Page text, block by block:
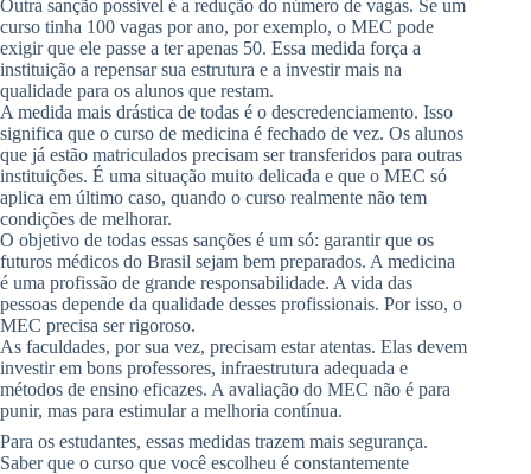
Outra sanção possível é a redução do número de vagas. Se um
curso tinha 100 vagas por ano, por exemplo, o MEC pode
exigir que ele passe a ter apenas 50. Essa medida força a
instituição a repensar sua estrutura e a investir mais na
qualidade para os alunos que restam.
A medida mais drástica de todas é o descredenciamento. Isso
significa que o curso de medicina é fechado de vez. Os alunos
que já estão matriculados precisam ser transferidos para outras
instituições. É uma situação muito delicada e que o MEC só
aplica em último caso, quando o curso realmente não tem
condições de melhorar.
O objetivo de todas essas sanções é um só: garantir que os
futuros médicos do Brasil sejam bem preparados. A medicina
é uma profissão de grande responsabilidade. A vida das
pessoas depende da qualidade desses profissionais. Por isso, o
MEC precisa ser rigoroso.
As faculdades, por sua vez, precisam estar atentas. Elas devem
investir em bons professores, infraestrutura adequada e
métodos de ensino eficazes. A avaliação do MEC não é para
punir, mas para estimular a melhoria contínua.
Para os estudantes, essas medidas trazem mais segurança.
Saber que o curso que você escolheu é constantemente